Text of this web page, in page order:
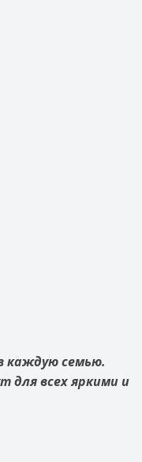
каждую семью.
для всех яркими и